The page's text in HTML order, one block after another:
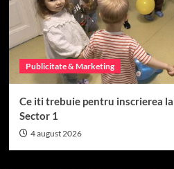
Publicitate & Marketing
Ce iti trebuie pentru inscrierea
Sector 1
4 august 2026